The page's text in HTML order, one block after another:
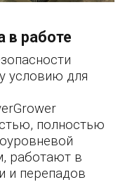
в работе
условию для
полностью
работают в
и перепадов